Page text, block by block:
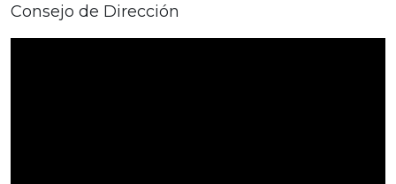
Consejo de Dirección